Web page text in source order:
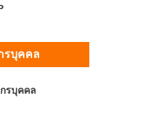
รบุคคล
รบุคคล